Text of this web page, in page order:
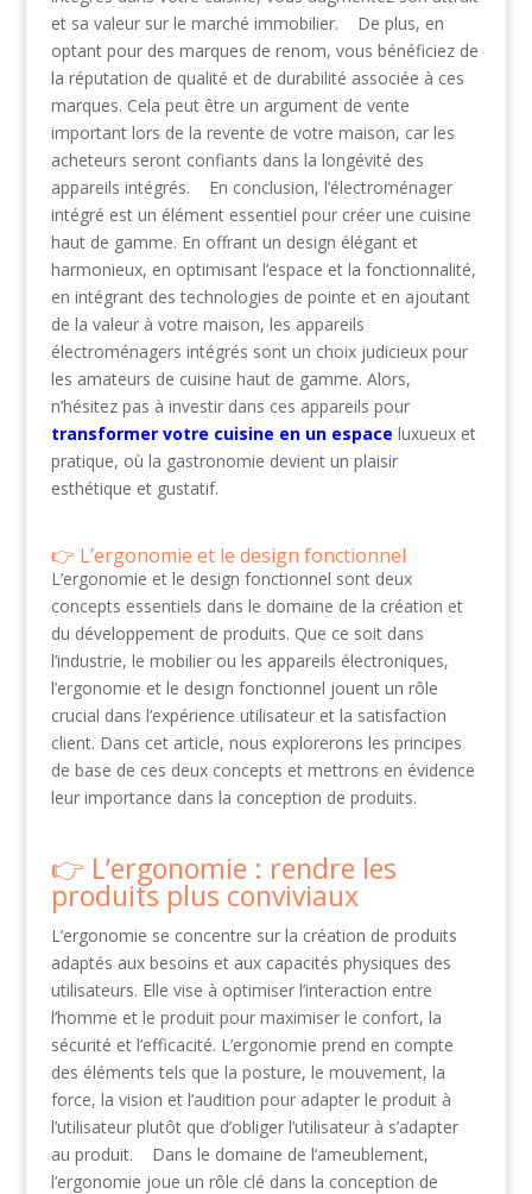
et sa valeur sur le marché immobilier. De plus, en
optant pour des marques de renom, vous bénéficiez de
la réputation de qualité et de durabilité associée à ces
marques. Cela peut être un argument de vente
important lors de la revente de votre maison, car les
acheteurs seront confiants dans la longévité des
appareils intégrés. En conclusion, l’électroménager
intégré est un élément essentiel pour créer une cuisine
haut de gamme. En offrant un design élégant et
harmonieux, en optimisant l’espace et la fonctionnalité,
en intégrant des technologies de pointe et en ajoutant
de la valeur à votre maison, les appareils
électroménagers intégrés sont un choix judicieux pour
les amateurs de cuisine haut de gamme. Alors,
n’hésitez pas à investir dans ces appareils pour
transformer votre cuisine en un espace luxueux et
pratique, où la gastronomie devient un plaisir
esthétique et gustatif.
L’ergonomie et le design fonctionnel
L’ergonomie et le design fonctionnel sont deux
concepts essentiels dans le domaine de la création et
du développement de produits. Que ce soit dans
l’industrie, le mobilier ou les appareils électroniques,
l’ergonomie et le design fonctionnel jouent un rôle
crucial dans l’expérience utilisateur et la satisfaction
client. Dans cet article, nous explorerons les principes
de base de ces deux concepts et mettrons en évidence
leur importance dans la conception de produits.
L’ergonomie : rendre les
produits plus conviviaux
L’ergonomie se concentre sur la création de produits
adaptés aux besoins et aux capacités physiques des
utilisateurs. Elle vise à optimiser l’interaction entre
l’homme et le produit pour maximiser le confort, la
sécurité et l’efficacité. L’ergonomie prend en compte
des éléments tels que la posture, le mouvement, la
force, la vision et l’audition pour adapter le produit à
l’utilisateur plutôt que d’obliger l’utilisateur à s’adapter
au produit. Dans le domaine de l’ameublement,
l’ergonomie joue un rôle clé dans la conception de